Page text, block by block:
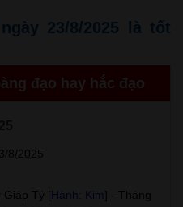
23/8/2025 là tốt
đạo hay hắc đạo
8/2025
Giáp Tý [ Hành: Kim
] - Tháng